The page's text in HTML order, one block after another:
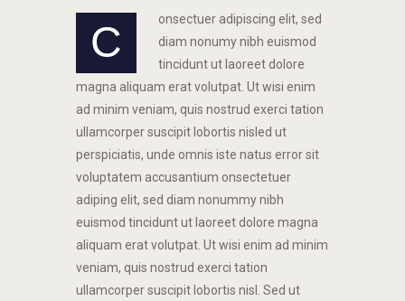
C
onsectuer adipiscing elit, sed
diam nonumy nibh euismod
tincidunt ut laoreet dolore
magna aliquam erat volutpat. Ut wisi enim
ad minim veniam, quis nostrud exerci tation
ullamcorper suscipit lobortis nisled ut
perspiciatis, unde omnis iste natus error sit
voluptatem accusantium onsectetuer
adiping elit, sed diam nonummy nibh
euismod tincidunt ut laoreet dolore magna
aliquam erat volutpat. Ut wisi enim ad minim
veniam, quis nostrud exerci tation
ullamcorper suscipit lobortis nisl. Sed ut